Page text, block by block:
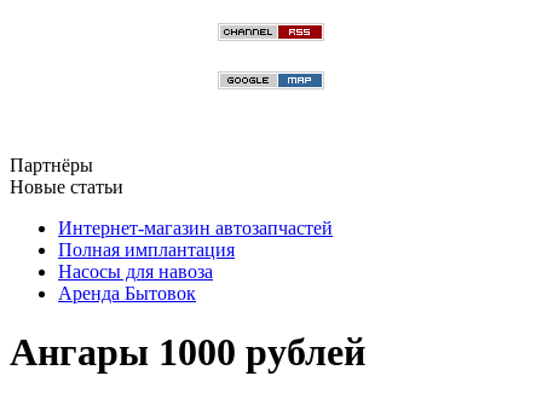
Партнёры
Новые статьи
Интернет-магазин автозапчастей
Полная имплантация
Насосы для навоза
Аренда Бытовок
Ангары 1000 рублей